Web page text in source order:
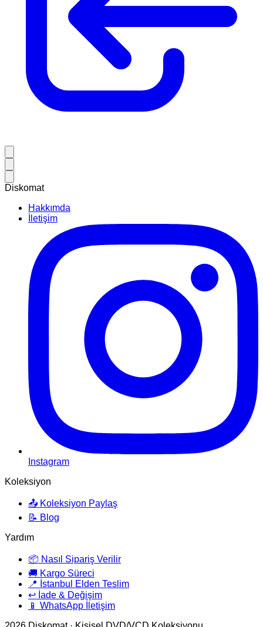
Diskomat
Hakkımda
İletişim
Instagram
Koleksiyon
📤 Koleksiyon Paylaş
📝 Blog
Yardım
📦 Nasıl Sipariş Verilir
🚚 Kargo Süreci
📍 İstanbul Elden Teslim
↩️ İade & Değişim
📱 WhatsApp İletişim